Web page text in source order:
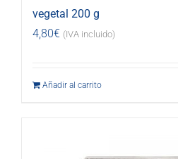
vegetal 200 g
4,80€ (IVA incluido)
Añadir al carrito